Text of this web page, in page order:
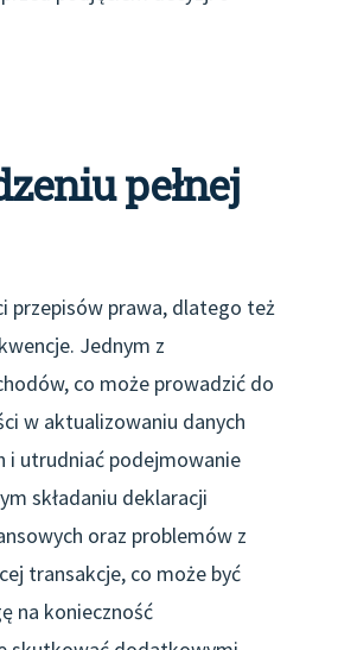
pełnej
przepisów prawa, dlatego też
Jednym z
co może prowadzić do
w aktualizowaniu danych
i utrudniać podejmowanie
składaniu deklaracji
oraz problemów z
transakcje, co może być
na konieczność